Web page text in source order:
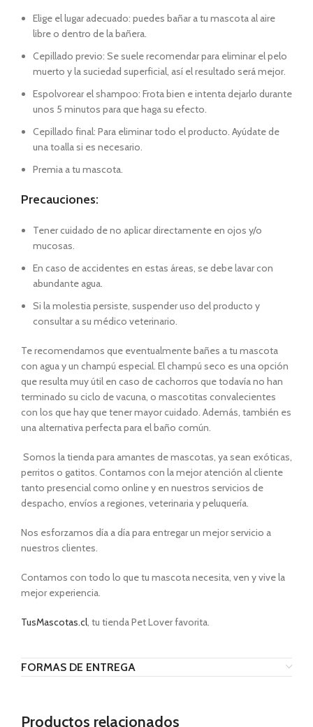
Elige el lugar adecuado: puedes bañar a tu mascota al aire
libre o dentro de la bañera.
Cepillado previo: Se suele recomendar para eliminar el pelo
muerto y la suciedad superficial, así el resultado será mejor.
Espolvorear el shampoo: Frota bien e intenta dejarlo durante
unos 5 minutos para que haga su efecto.
Cepillado final: Para eliminar todo el producto. Ayúdate de
una toalla si es necesario.
Premia a tu mascota.
Precauciones:
Tener cuidado de no aplicar directamente en ojos y/o
mucosas.
En caso de accidentes en estas áreas, se debe lavar con
abundante agua.
Si la molestia persiste, suspender uso del producto y
consultar a su médico veterinario.
Te recomendamos que eventualmente bañes a tu mascota
con agua y un champú especial. El champú seco es una opción
que resulta muy útil en caso de cachorros que todavía no han
terminado su ciclo de vacuna, o mascotitas convalecientes
con los que hay que tener mayor cuidado. Además, también es
una alternativa perfecta para el baño común.
Somos la tienda para amantes de mascotas, ya sean exóticas,
perritos o gatitos. Contamos con la mejor atención al cliente
tanto presencial como online y en nuestros servicios de
despacho, envíos a regiones, veterinaria y peluquería.
Nos esforzamos día a día para entregar un mejor servicio a
nuestros clientes.
Contamos con todo lo que tu mascota necesita, ven y vive la
mejor experiencia.
TusMascotas.cl, tu tienda Pet Lover favorita.
FORMAS DE ENTREGA
Productos relacionados